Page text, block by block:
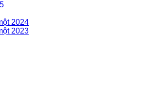
2024
2023